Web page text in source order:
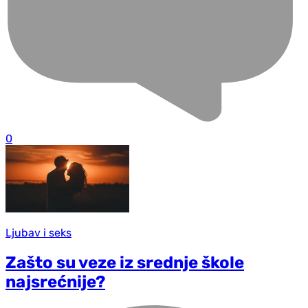
0
Ljubav i seks
Zašto su veze iz srednje škole
najsrećnije?